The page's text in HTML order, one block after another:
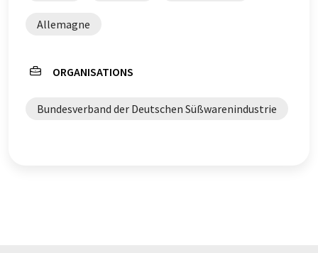
Allemagne
ORGANISATIONS
Bundesverband der Deutschen Süßwarenindustrie